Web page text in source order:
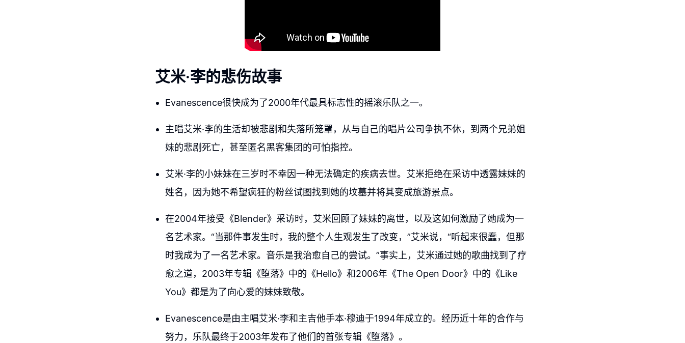
艾米·李的悲伤故事
Evanescence很快成为了2000年代最具标志性的摇滚乐队之一。
主唱艾米·李的生活却被悲剧和失落所笼罩，从与自己的唱片公司争执不休，到两个兄弟姐
妹的悲剧死亡，甚至匿名黑客集团的可怕指控。
艾米·李的小妹妹在三岁时不幸因一种无法确定的疾病去世。艾米拒绝在采访中透露妹妹的
姓名，因为她不希望疯狂的粉丝试图找到她的坟墓并将其变成旅游景点。
在2004年接受《Blender》采访时，艾米回顾了妹妹的离世，以及这如何激励了她成为一
名艺术家。“当那件事发生时，我的整个人生观发生了改变，”艾米说，“听起来很蠢，但那
时我成为了一名艺术家。音乐是我治愈自己的尝试。”事实上，艾米通过她的歌曲找到了疗
愈之道，2003年专辑《堕落》中的《Hello》和2006年《The Open Door》中的《Like
You》都是为了向心爱的妹妹致敬。
Evanescence是由主唱艾米·李和主吉他手本·穆迪于1994年成立的。经历近十年的合作与
努力，乐队最终于2003年发布了他们的首张专辑《堕落》。